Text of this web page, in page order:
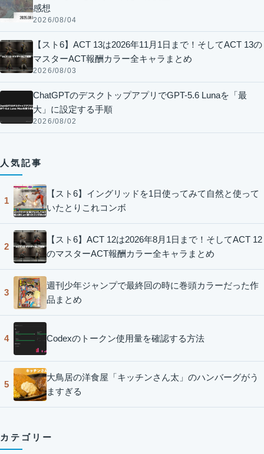
感想
2026/08/04
【スト6】ACT 13は2026年11月1日まで！そしてACT 13の
マスターACT報酬カラー全キャラまとめ
2026/08/03
ChatGPTのデスクトップアプリでGPT-5.6 Lunaを「最
大」に設定する手順
2026/08/02
人気記事
1
【スト6】イングリッドを1日使ってみて自然と使って
いたとりこれコンボ
2
【スト6】ACT 12は2026年8月1日まで！そしてACT 12
のマスターACT報酬カラー全キャラまとめ
3
週刊少年ジャンプで最終回の時に巻頭カラーだった作
品まとめ
4 Codexのトークン使用量を確認する方法
5
大鳥居の洋食屋「キッチンさん太」のハンバーグがう
ますぎる
カテゴリー